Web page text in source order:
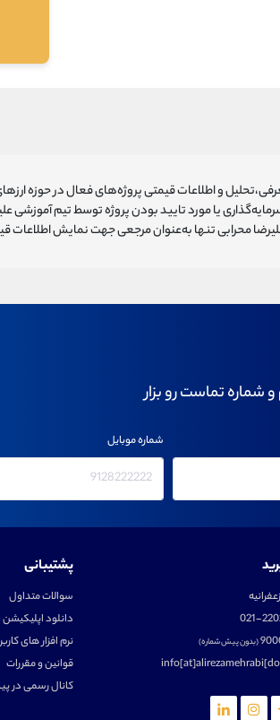
و اطلاعات قیمتی پروژه‌های فعال در حوزه
یا مورد تایید بودن پروژه توسط تیم
محرابی تنها به‌عنوان مرجعی جهت نمایش اطلاعات
شماره تماست رو بزار
شماره موبایل
021-
(بدون پیش شماره)
پشتیبانی
سوالات متداول
دانلود
نرم افزار های
قوانین و مقررات
کانال رسمی در